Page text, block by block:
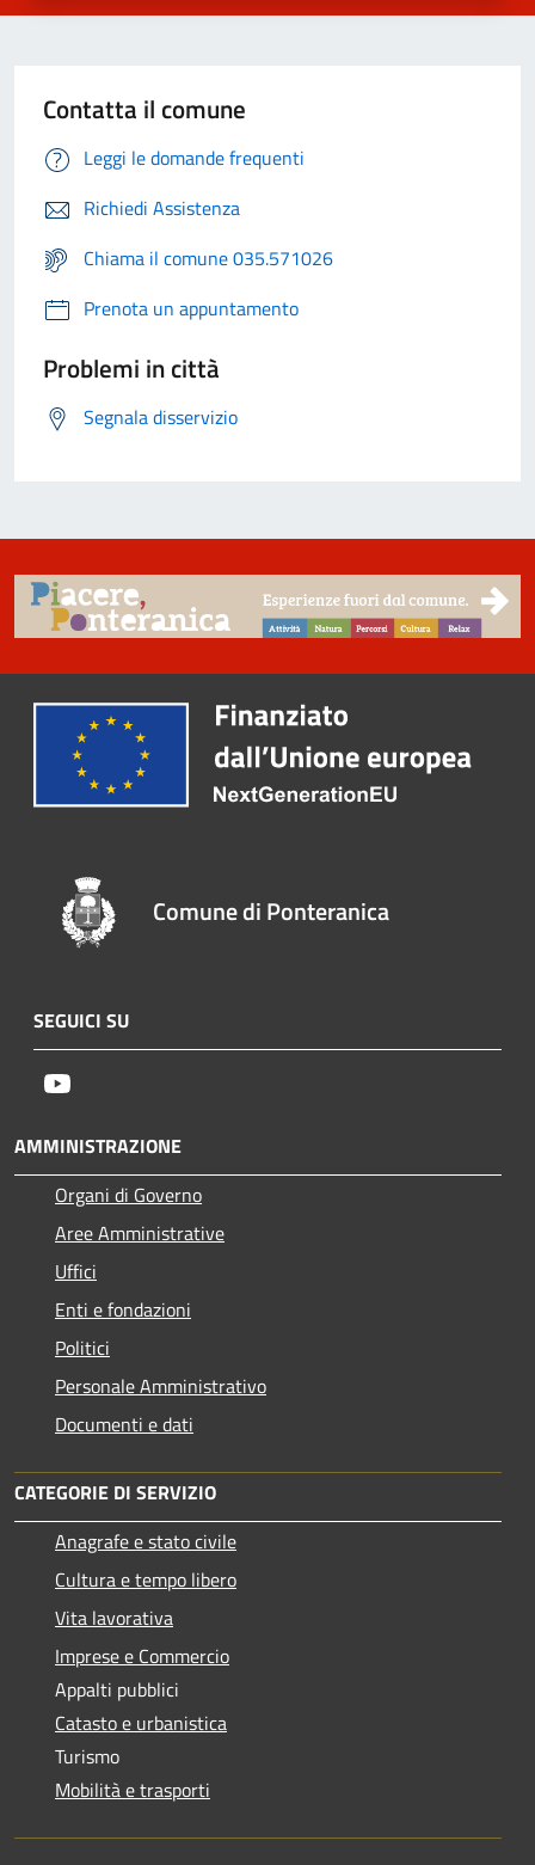
Contatta il comune
Leggi le domande frequenti
Richiedi Assistenza
Chiama il comune 035.571026
Prenota un appuntamento
Problemi in città
Segnala disservizio
Comune di Ponteranica
SEGUICI SU
AMMINISTRAZIONE
Organi di Governo
Aree Amministrative
Uffici
Enti e fondazioni
Politici
Personale Amministrativo
Documenti e dati
CATEGORIE DI SERVIZIO
Anagrafe e stato civile
Cultura e tempo libero
Vita lavorativa
Imprese e Commercio
Appalti pubblici
Catasto e urbanistica
Turismo
Mobilità e trasporti